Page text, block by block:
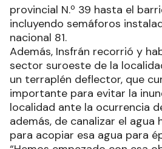
provincial N.º 39 hasta el
incluyendo semáforos
nacional 81.
Además, Insfrán recorrió y
sector suroeste de la
un terraplén deflector, que
importante para evitar la
localidad ante la ocurrencia
además, de canalizar el agua
para acopiar esa agua para